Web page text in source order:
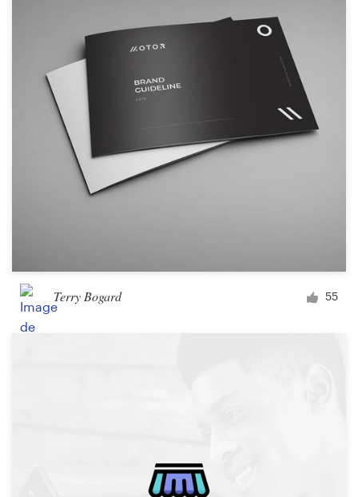
Terry Bogard 55
Carte de visite
Web page design
Guide de marque
Parcourir toutes les catégories
+49 30 568 377 84